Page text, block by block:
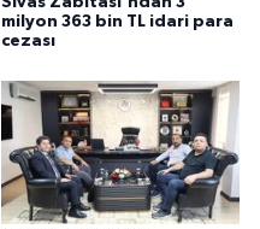
milyon 363 bin TL idari para
cezası